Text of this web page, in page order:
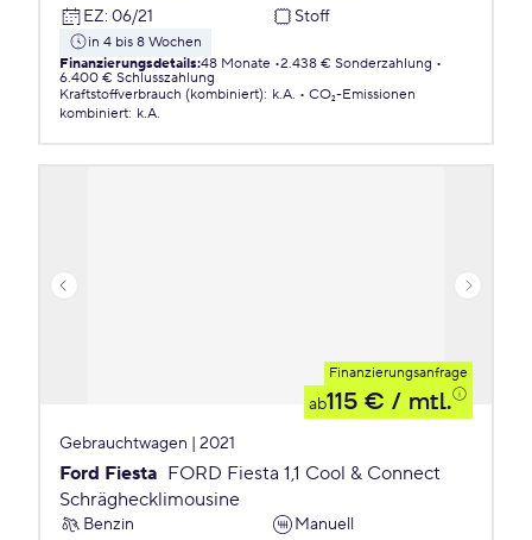
EZ: 06/21 Stoff
in 4 bis 8 Wochen
Finanzierungsdetails:48 Monate 2.438 € Sonderzahlung
6.400 € Schlusszahlung
Kraftstoffverbrauch (kombiniert): k.A.
CO₂-Emissionen
kombiniert: k.A.
Finanzierungsanfrage
ab115 € / mtl.
Gebrauchtwagen | 2021
Ford Fiesta FORD Fiesta 1,1 Cool & Connect
Schräghecklimousine
Benzin
Manuell